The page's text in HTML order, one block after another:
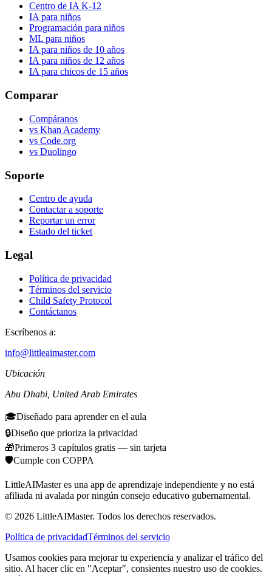
Centro de IA K-12
IA para niños
Programación para niños
ML para niños
IA para niños de 10 años
IA para niños de 12 años
IA para chicos de 15 años
Comparar
Compáranos
vs Khan Academy
vs Code.org
vs Duolingo
Soporte
Centro de ayuda
Contactar a soporte
Reportar un error
Estado del ticket
Legal
Política de privacidad
Términos del servicio
Child Safety Protocol
Contáctanos
Escríbenos a:
info@littleaimaster.com
Ubicación
Abu Dhabi United Arab Emirates
🎓Diseñado para aprender en el aula
🔒Diseño que prioriza la privacidad
🎁Primeros 3 capítulos gratis — sin tarjeta
🛡️Cumple con COPPA
LittleAIMaster es una app de aprendizaje independiente y no está
afiliada ni avalada por ningún consejo educativo gubernamental.
© 2026 LittleAIMaster. Todos los derechos reservados.
Política de privacidadTérminos del servicio
Usamos cookies para mejorar tu experiencia y analizar el tráfico del
sitio. Al hacer clic en "Aceptar", consientes nuestro uso de cookies.